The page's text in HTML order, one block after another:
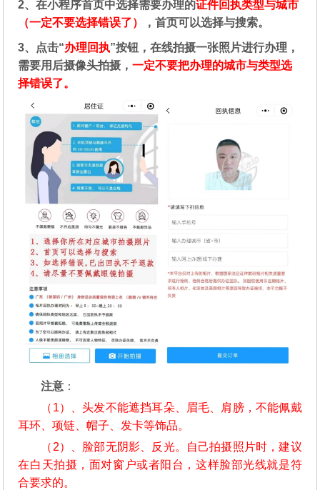
2、在小程序首页中选择需要办理的证件回执类型与城市
（一定不要选择错误了）
，首页可以选择与搜索。
3、点击“办理回执”按钮，在线拍摄一张照片进行办理，
需要用后摄像头拍摄，一定不要把办理的城市与类型选
择错误了。
注意 ：
（1）、头发不能遮挡耳朵、眉毛、肩膀，不能佩戴
耳环、项链、帽子、发卡等饰品。
（2）、脸部无阴影、反光。自己拍摄照片时，建议
在白天拍摄，面对窗户或者阳台，这样脸部光线就是符
合要求的。